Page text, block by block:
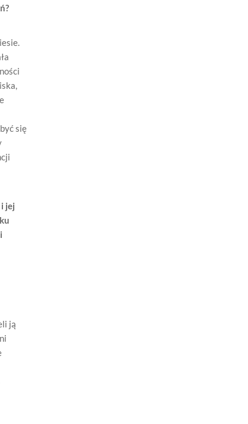
się
jej
ją